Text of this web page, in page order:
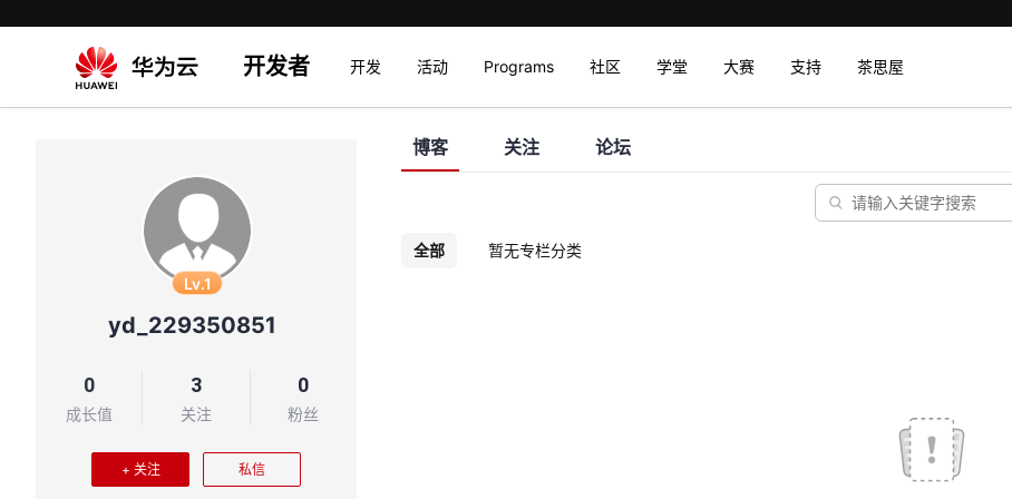
开发者 开发 活动 Programs 社区 学堂 大赛 支持 茶思屋
Lv.1
yd_229350851
0
成长值
3
关注
0
粉丝
+ 关注 私信
博客 关注 论坛
全部 暂无专栏分类